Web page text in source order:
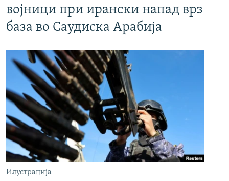
војници при ирански напад врз
база во Саудиска Арабија
Илустрација